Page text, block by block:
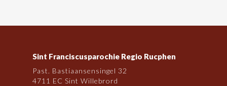
Sint Franciscusparochie Regio Rucphen
Past. Bastiaansensingel 32
4711 EC Sint Willebrord